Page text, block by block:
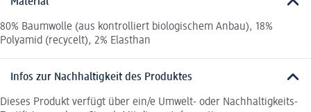
80% Baumwolle (aus kontrolliert biologischem Anbau), 18%
Polyamid (recycelt), 2% Elasthan
Infos zur Nachhaltigkeit des Produktes
Dieses Produkt verfügt über ein/e Umwelt- oder Nachhaltigkeits-